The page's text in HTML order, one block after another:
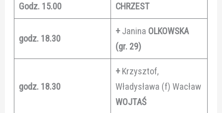
Godz. 15.00 CHRZEST
godz. 18.30
+Janina OLKOWSKA
(gr. 29)
godz. 18.30
+Krzysztof,
Władysława (f) Wacław
WOJTAŚ